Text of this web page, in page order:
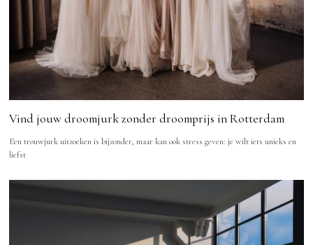
Vind jouw droomjurk zonder droomprijs in Rotterdam
Een trouwjurk uitzoeken is bijzonder, maar kan ook stress geven: je wilt iets unieks en
liefst